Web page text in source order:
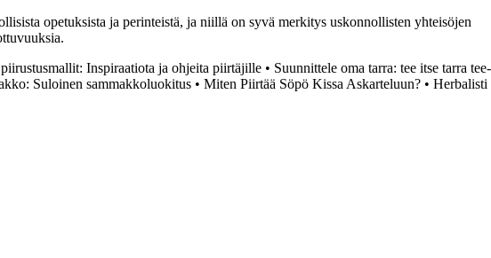
opetuksista ja perinteistä, ja niillä on syvä merkitys uskonnollisten yhteisöjen
Inspiraatiota ja ohjeita piirtäjille • Suunnittele oma tarra: tee itse tarra tee-
Suloinen sammakkoluokitus • Miten Piirtää Söpö Kissa Askarteluun? • Herbalisti